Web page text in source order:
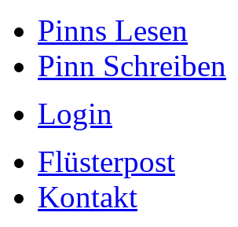
Pinns Lesen
Pinn Schreiben
Login
Flüsterpost
Kontakt